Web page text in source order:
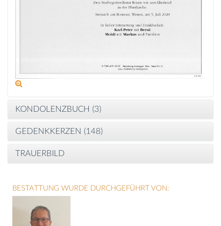
KONDOLENZBUCH (3)
GEDENKKERZEN (148)
TRAUERBILD
BESTATTUNG WURDE DURCHGEFÜHRT VON: